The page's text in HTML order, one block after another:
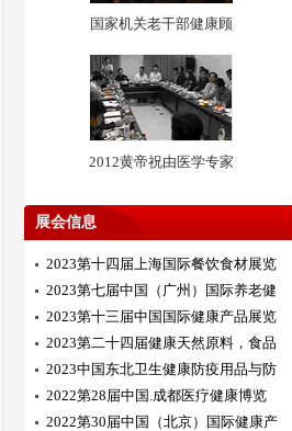
国家机关老干部健康顾
2012黄帝祝由医学专家
展会信息
2023第十四届上海国际餐饮食材展览
2023第七届中国（广州）国际养老健
2023第十三届中国国际健康产品展览
2023第二十四届健康天然原料，食品
2023中国东北卫生健康防疫用品与防
2022第28届中国.成都医疗健康博览
2022第30届中国（北京）国际健康产